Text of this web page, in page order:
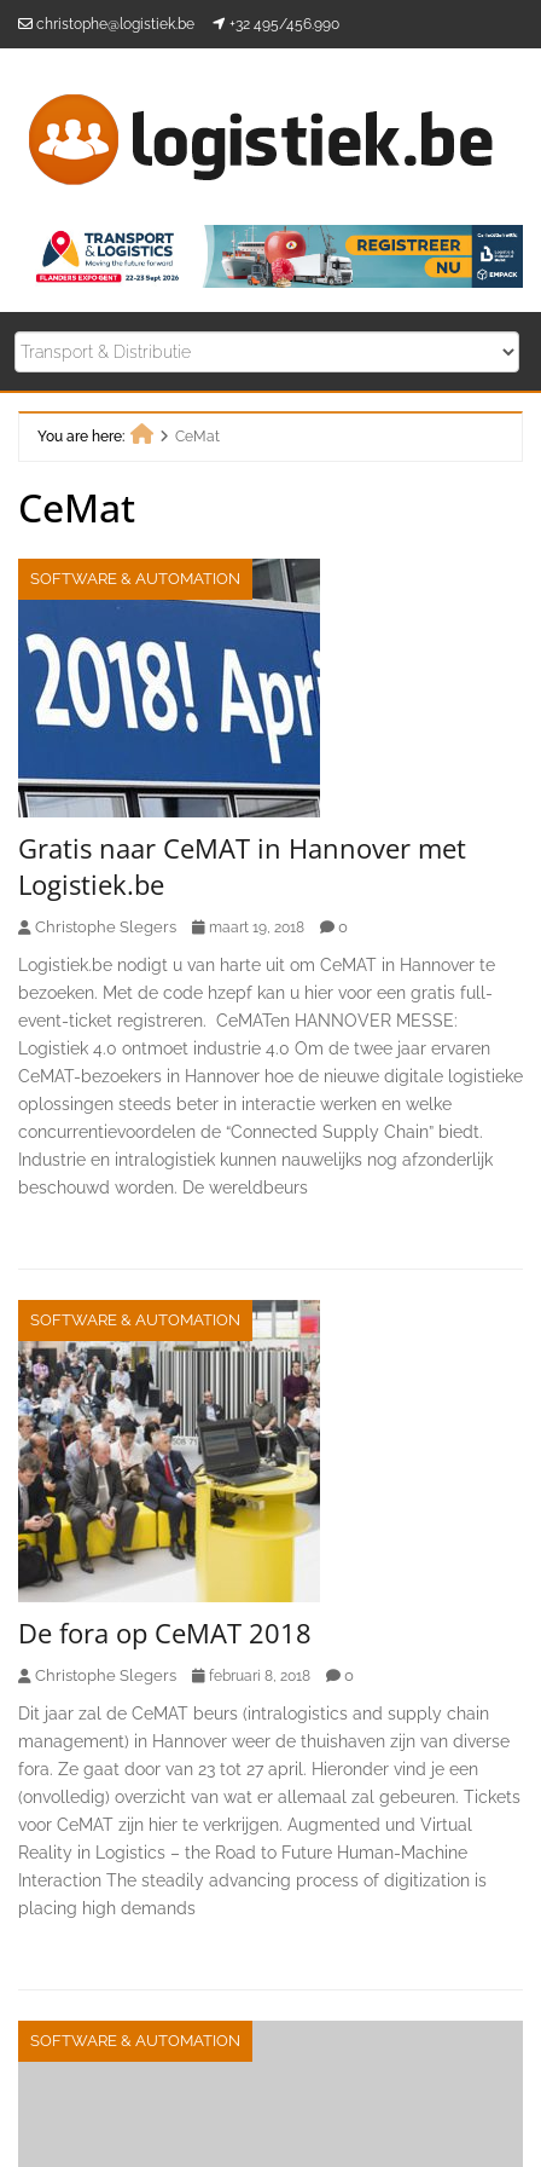
christophe@logistiek.be +32 495/456.990
You are here:
CeMat
CeMat
SOFTWARE & AUTOMATION
Gratis naar CeMAT in Hannover met
Logistiek.be
Christophe Slegers maart 19, 2018 0
Logistiek.be nodigt u van harte uit om CeMAT in Hannover te
bezoeken. Met de code hzepf kan u hier voor een gratis full-
event-ticket registreren. CeMATen HANNOVER MESSE:
Logistiek 4.0 ontmoet industrie 4.0 Om de twee jaar ervaren
CeMAT-bezoekers in Hannover hoe de nieuwe digitale logistieke
oplossingen steeds beter in interactie werken en welke
concurrentievoordelen de “Connected Supply Chain” biedt.
Industrie en intralogistiek kunnen nauwelijks nog afzonderlijk
beschouwd worden. De wereldbeurs
SOFTWARE & AUTOMATION
De fora op CeMAT 2018
Christophe Slegers februari 8, 2018 0
Dit jaar zal de CeMAT beurs (intralogistics and supply chain
management) in Hannover weer de thuishaven zijn van diverse
fora. Ze gaat door van 23 tot 27 april. Hieronder vind je een
(onvolledig) overzicht van wat er allemaal zal gebeuren. Tickets
voor CeMAT zijn hier te verkrijgen. Augmented und Virtual
Reality in Logistics – the Road to Future Human-Machine
Interaction The steadily advancing process of digitization is
placing high demands
SOFTWARE & AUTOMATION